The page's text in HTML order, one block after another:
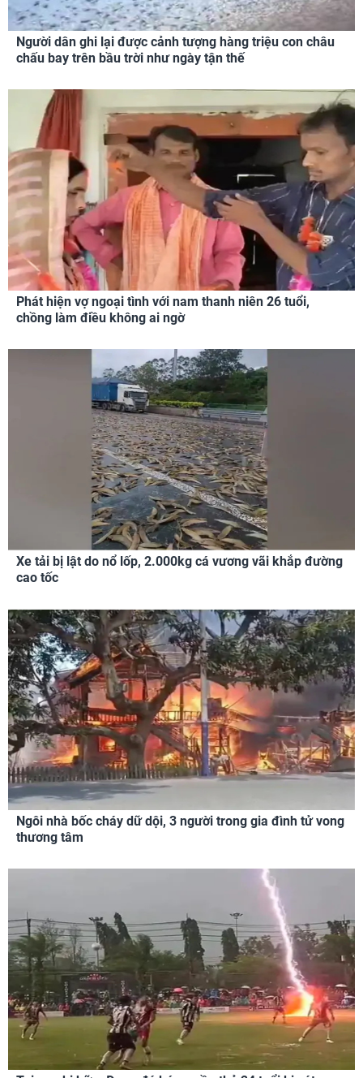
Người dân ghi lại được cảnh tượng hàng triệu con châu
chấu bay trên bầu trời như ngày tận thế
Phát hiện vợ ngoại tình với nam thanh niên 26 tuổi,
chồng làm điều không ai ngờ
Xe tải bị lật do nổ lốp, 2.000kg cá vương vãi khắp đường
cao tốc
Ngôi nhà bốc cháy dữ dội, 3 người trong gia đình tử vong
thương tâm